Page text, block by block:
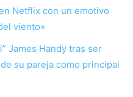
Netflix con un emotivo
viento»
James Handy tras ser
su pareja como principal